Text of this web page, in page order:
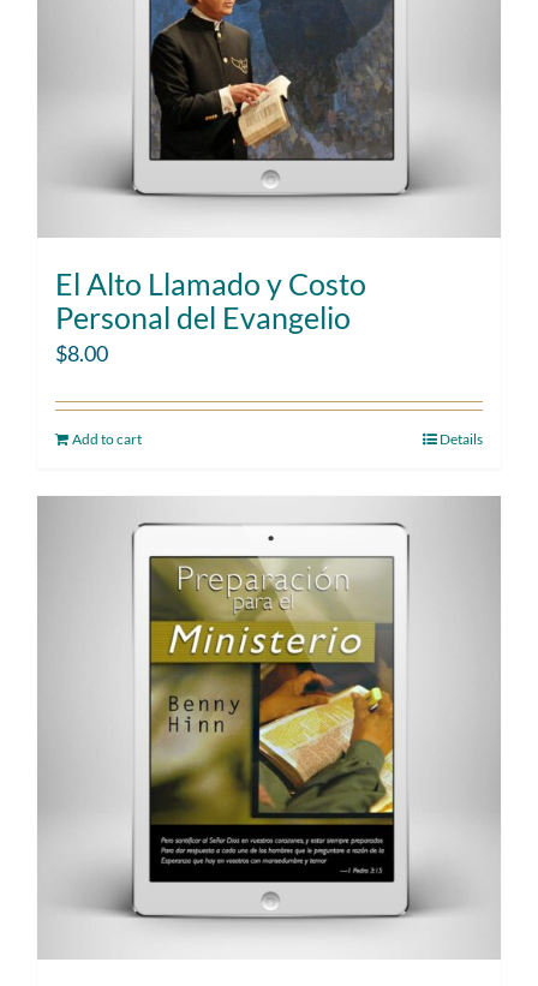
El Alto Llamado y Costo
Personal del Evangelio
$8.00
Add to cart Details